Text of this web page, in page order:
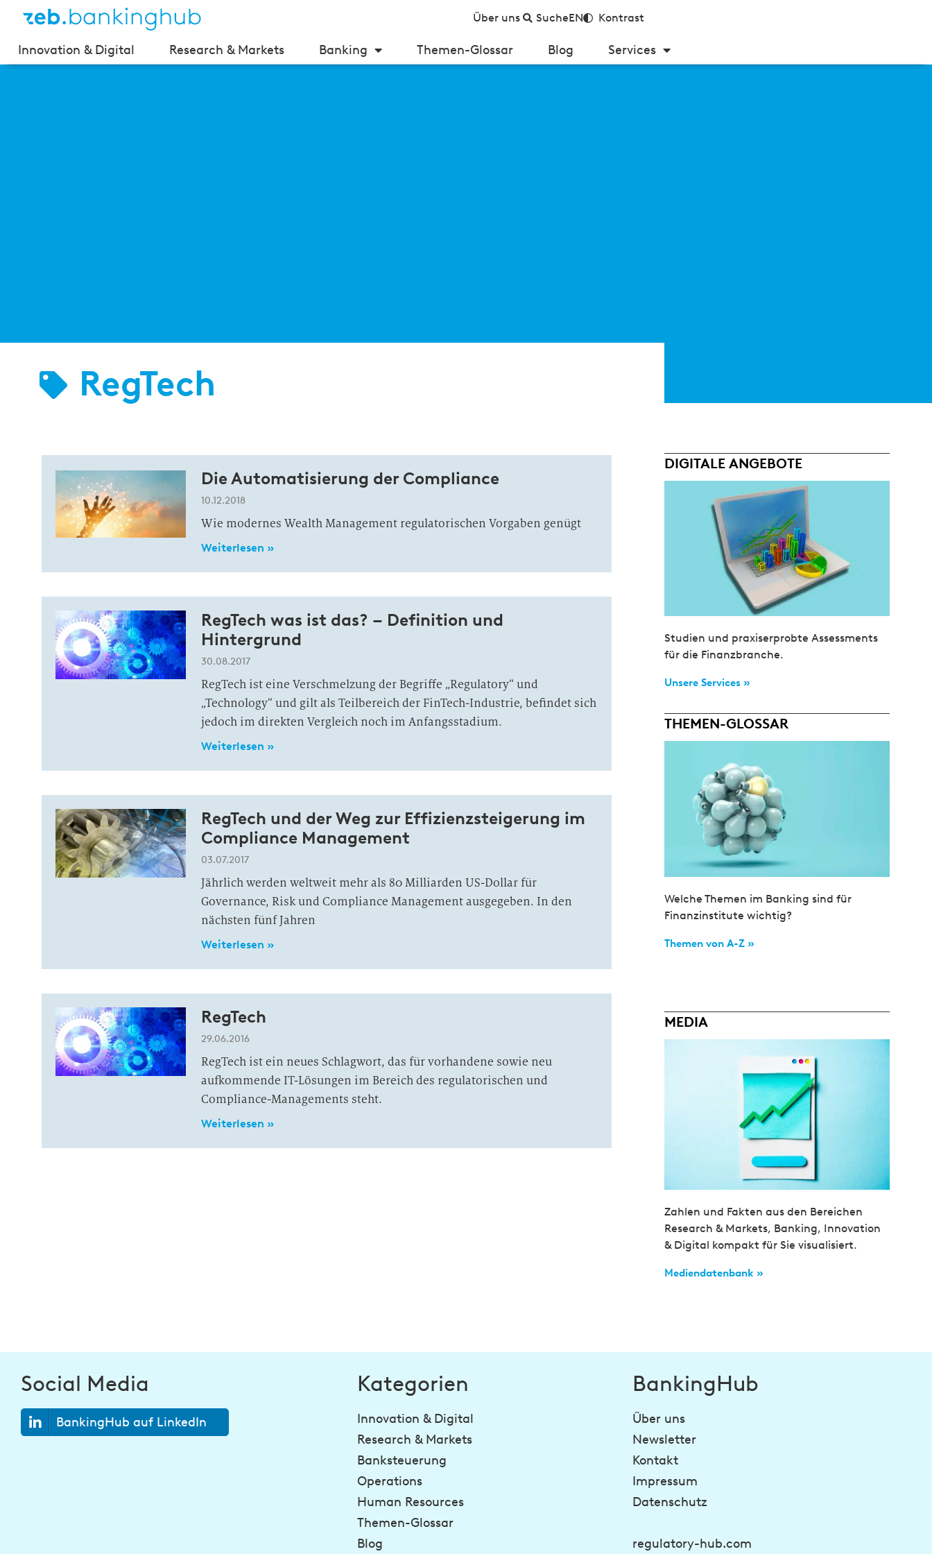
Über uns SucheEN Kontrast
Innovation & Digital Research & Markets Banking Themen-Glossar Blog Services
RegTech
Die Automatisierung der Compliance
10.12.2018
Wie modernes Wealth Management regulatorischen Vorgaben genügt
Weiterlesen »
RegTech was ist das? – Definition und
Hintergrund
30.08.2017
RegTech ist eine Verschmelzung der Begriffe „Regulatory“ und
„Technology“ und gilt als Teilbereich der FinTech-Industrie, befindet sich
jedoch im direkten Vergleich noch im Anfangsstadium.
Weiterlesen »
RegTech und der Weg zur Effizienzsteigerung im
Compliance Management
03.07.2017
Jährlich werden weltweit mehr als 80 Milliarden US-Dollar für
Governance, Risk und Compliance Management ausgegeben. In den
nächsten fünf Jahren
Weiterlesen »
RegTech
29.06.2016
RegTech ist ein neues Schlagwort, das für vorhandene sowie neu
aufkommende IT-Lösungen im Bereich des regulatorischen und
Compliance-Managements steht.
Weiterlesen »
DIGITALE ANGEBOTE
Studien und praxiserprobte Assessments
für die Finanzbranche.
Unsere Services »
THEMEN-GLOSSAR
Welche Themen im Banking sind für
Finanzinstitute wichtig?
Themen von A-Z »
MEDIA
Zahlen und Fakten aus den Bereichen
Research & Markets, Banking, Innovation
& Digital kompakt für Sie visualisiert.
Mediendatenbank »
Social Media
BankingHub auf LinkedIn
Kategorien
Innovation & Digital
Research & Markets
Banksteuerung
Operations
Human Resources
Themen-Glossar
Blog
BankingHub
Über uns
Newsletter
Kontakt
Impressum
Datenschutz
regulatory-hub.com